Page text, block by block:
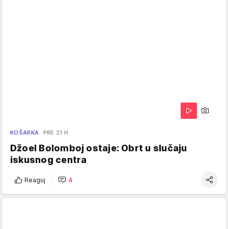
KOŠARKA PRE 21 H
Džoel Bolomboj ostaje: Obrt u slučaju
iskusnog centra
Reaguj 4